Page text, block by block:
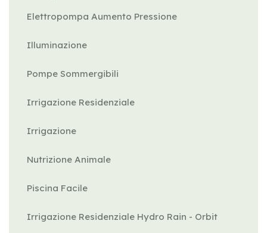
Elettropompa Aumento Pressione
Illuminazione
Pompe Sommergibili
Irrigazione Residenziale
Irrigazione
Nutrizione Animale
Piscina Facile
Irrigazione Residenziale Hydro Rain - Orbit